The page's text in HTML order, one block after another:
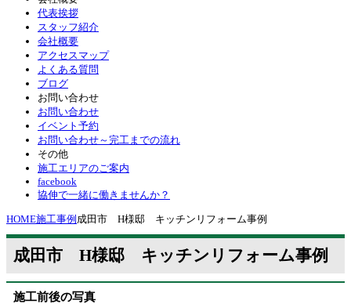
代表挨拶
スタッフ紹介
会社概要
アクセスマップ
よくある質問
ブログ
お問い合わせ
お問い合わせ
イベント予約
お問い合わせ～完工までの流れ
その他
施工エリアのご案内
facebook
協伸で一緒に働きませんか？
HOME施工事例 成田市 H様邸 キッチンリフォーム事例
成田市 H様邸 キッチンリフォーム事例
施工前後の写真